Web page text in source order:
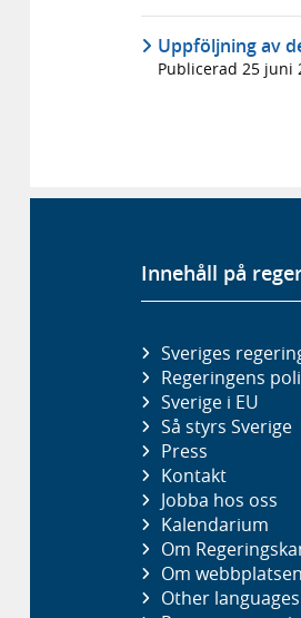
Uppföljning av
Publicerad 25 juni
Innehåll på
Sveriges
Regeringens
Sverige i EU
Så styrs Sverige
Press
Kontakt
Jobba hos oss
Kalendarium
Om
Om webbplatsen
Other languages